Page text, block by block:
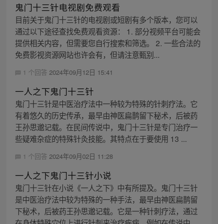
鬼门十三针电视剧免费观看
目前关于鬼门十三针的电视剧或短剧有多个版本，您可以
通过以下途径查找免费观看资源： 1. 部分视频平台可能会
提供相关内容，但需要您自行搜索和筛选。 2. 一些合法的
免费影视资源网站也许会有，但请注意甄别...
1 个回答 2024年09月12日 15:41
一人之下鬼门十三针
鬼门十三针是中医治疗法中一种较为特殊的针刺疗法。它
有着悠久的历史传承，最早由神医扁鹊留下秘术，后被药
王孙思邈记载。在民间传说中，鬼门十三针是专门治疗一
些疑难杂症的特殊针灸技能。其特点在于要使用 13 ...
1 个回答 2024年09月02日 11:28
一人之下鬼门十三针小说
鬼门十三针在小说《一人之下》中有所提及。鬼门十三针
是中医治疗法中较为特殊的一种手法，最早由神医扁鹊留
下秘术，后被药王孙思邈记载。它是一种针刺疗法，通过